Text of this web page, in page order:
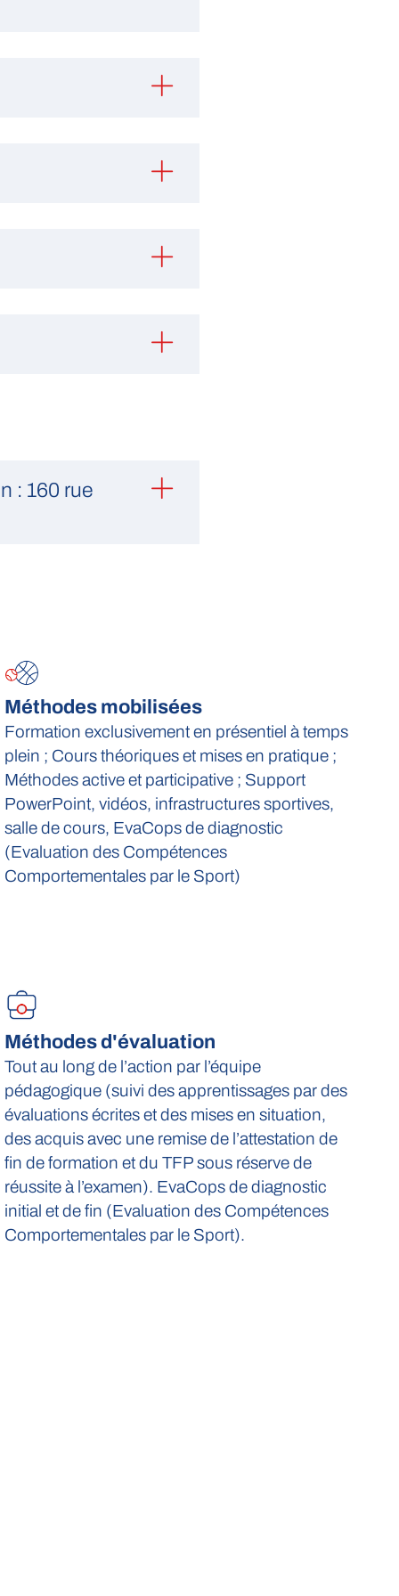
: 160 rue
Méthodes mobilisées
Formation exclusivement en présentiel à temps
plein ; Cours théoriques et mises en pratique ;
Méthodes active et participative ; Support
PowerPoint, vidéos, infrastructures sportives,
salle de cours, EvaCops de diagnostic
(Evaluation des Compétences
Comportementales par le Sport)
Méthodes d'évaluation
Tout au long de l’action par l’équipe
pédagogique (suivi des apprentissages par des
évaluations écrites et des mises en situation,
des acquis avec une remise de l’attestation de
fin de formation et du TFP sous réserve de
réussite à l’examen). EvaCops de diagnostic
initial et de fin (Evaluation des Compétences
Comportementales par le Sport).